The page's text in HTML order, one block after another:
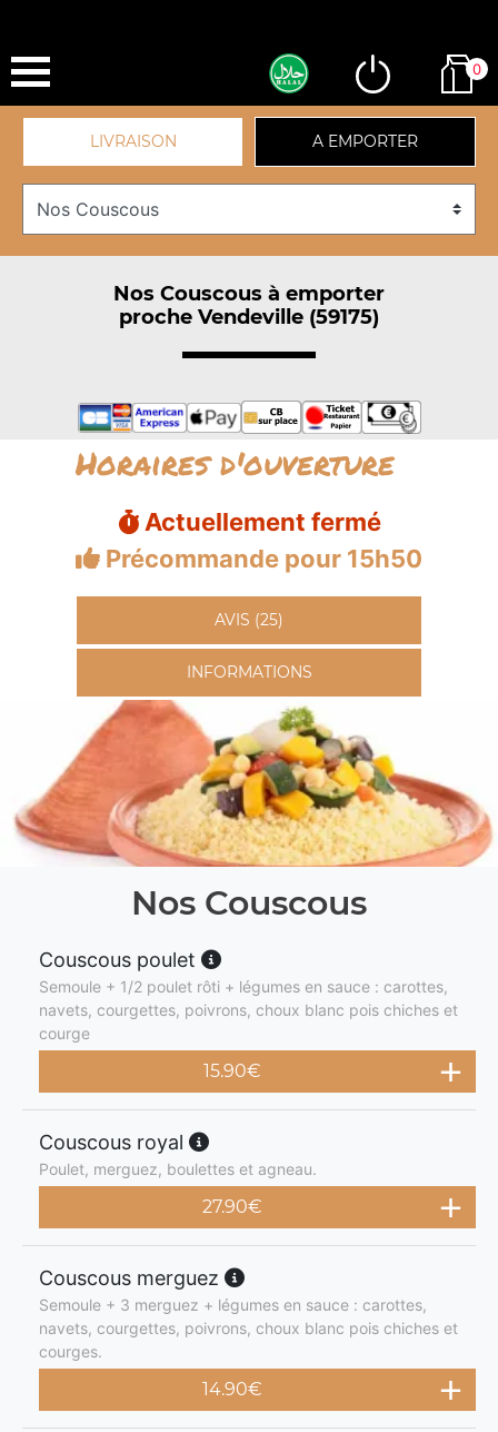
0
LIVRAISON A EMPORTER
Nos Couscous à emporter
proche Vendeville (59175)
Horaires d'ouverture
Actuellement fermé
Précommande pour 15h50
AVIS (25)
INFORMATIONS
Nos Couscous
Couscous poulet
Semoule + 1/2 poulet rôti + légumes en sauce : carottes,
navets, courgettes, poivrons, choux blanc pois chiches et
courge
15.90€
Couscous royal
Poulet, merguez, boulettes et agneau.
27.90€
Couscous merguez
Semoule + 3 merguez + légumes en sauce : carottes,
navets, courgettes, poivrons, choux blanc pois chiches et
courges.
14.90€